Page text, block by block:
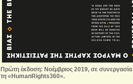
Πρώτη έκδοση: Νοέμβριος 2019, σε
τη «HumanRights360».